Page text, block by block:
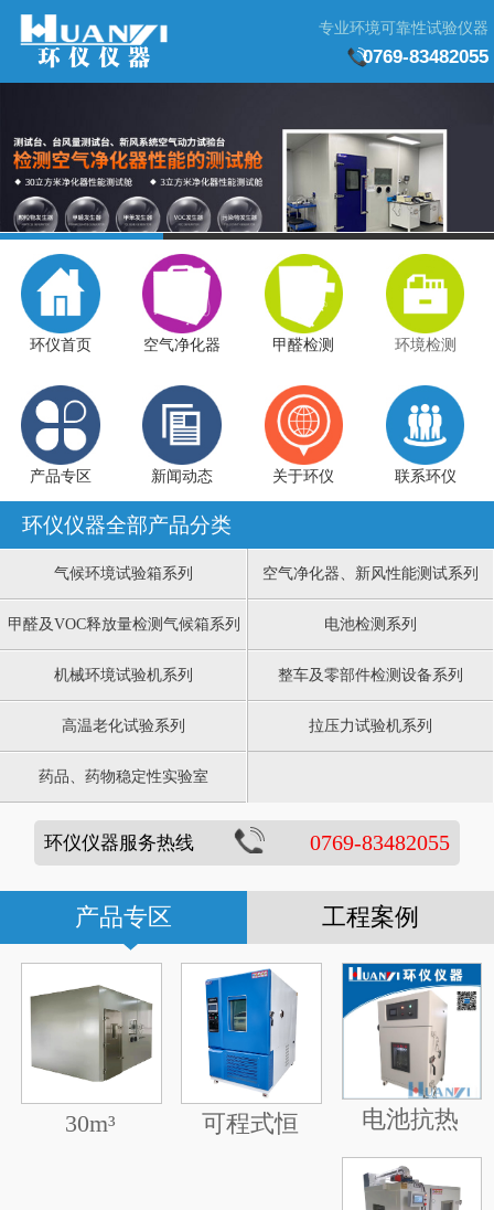
专业环境可靠性试验仪器
0769-83482055
环仪首页 空气净化器 甲醛检测 环境检测
产品专区 新闻动态 关于环仪 联系环仪
环仪仪器全部产品分类
气候环境试验箱系列 空气净化器、新风性能测试系列
甲醛及VOC释放量检测气候箱系列 电池检测系列
机械环境试验机系列 整车及零部件检测设备系列
高温老化试验系列 拉压力试验机系列
药品、药物稳定性实验室
环仪仪器服务热线 0769-83482055
产品专区 工程案例
30m³ 可程式恒 电池抗热